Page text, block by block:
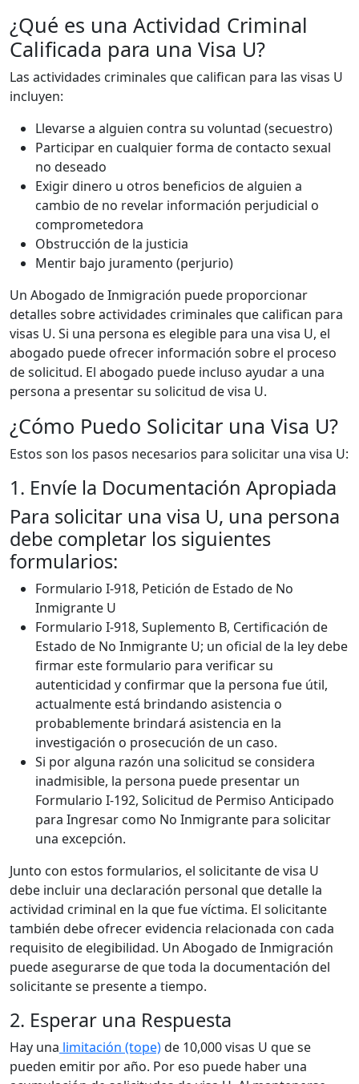
¿Qué es una Actividad Criminal
Calificada para una Visa U?
Las actividades criminales que califican para las visas U
incluyen:
Llevarse a alguien contra su voluntad (secuestro)
Participar en cualquier forma de contacto sexual
no deseado
Exigir dinero u otros beneficios de alguien a
cambio de no revelar información perjudicial o
comprometedora
Obstrucción de la justicia
Mentir bajo juramento (perjurio)
Un Abogado de Inmigración puede proporcionar
detalles sobre actividades criminales que califican para
visas U. Si una persona es elegible para una visa U, el
abogado puede ofrecer información sobre el proceso
de solicitud. El abogado puede incluso ayudar a una
persona a presentar su solicitud de visa U.
¿Cómo Puedo Solicitar una Visa U?
Estos son los pasos necesarios para solicitar una visa U:
1. Envíe la Documentación Apropiada
Para solicitar una visa U, una persona
debe completar los siguientes
formularios:
Formulario I-918, Petición de Estado de No
Inmigrante U
Formulario I-918, Suplemento B, Certificación de
Estado de No Inmigrante U; un oficial de la ley debe
firmar este formulario para verificar su
autenticidad y confirmar que la persona fue útil,
actualmente está brindando asistencia o
probablemente brindará asistencia en la
investigación o prosecución de un caso.
Si por alguna razón una solicitud se considera
inadmisible, la persona puede presentar un
Formulario I-192, Solicitud de Permiso Anticipado
para Ingresar como No Inmigrante para solicitar
una excepción.
Junto con estos formularios, el solicitante de visa U
debe incluir una declaración personal que detalle la
actividad criminal en la que fue víctima. El solicitante
también debe ofrecer evidencia relacionada con cada
requisito de elegibilidad. Un Abogado de Inmigración
puede asegurarse de que toda la documentación del
solicitante se presente a tiempo.
2. Esperar una Respuesta
Hay una limitación (tope)de 10,000 visas U que se
pueden emitir por año. Por eso puede haber una